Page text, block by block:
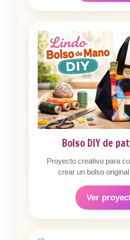
Bolso DIY de
Proyecto creativo para
crear un bolso
Ver